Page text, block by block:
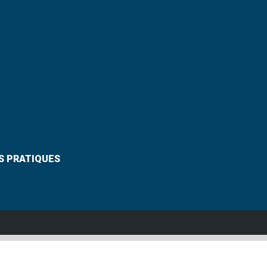
PRATIQUES